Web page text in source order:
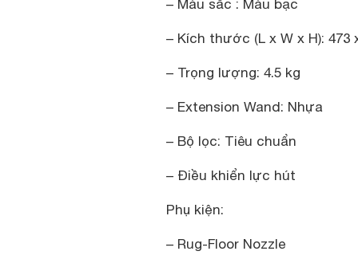
– Màu sắc : Màu bạc
– Kích thước (L x W x H): 473
– Trọng lượng: 4.5 kg
– Extension Wand: Nhựa
– Bộ lọc: Tiêu chuẩn
– Điều khiển lực hút
Phụ kiện:
– Rug-Floor Nozzle